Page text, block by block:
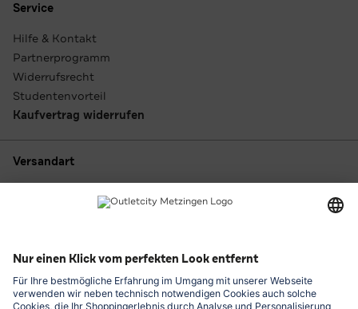
Service
Hilfe & Kontakt
Partnerprogramm
Widerrufsrecht
Studentenvorteil
Kaufvertrag widerrufen
Versandart